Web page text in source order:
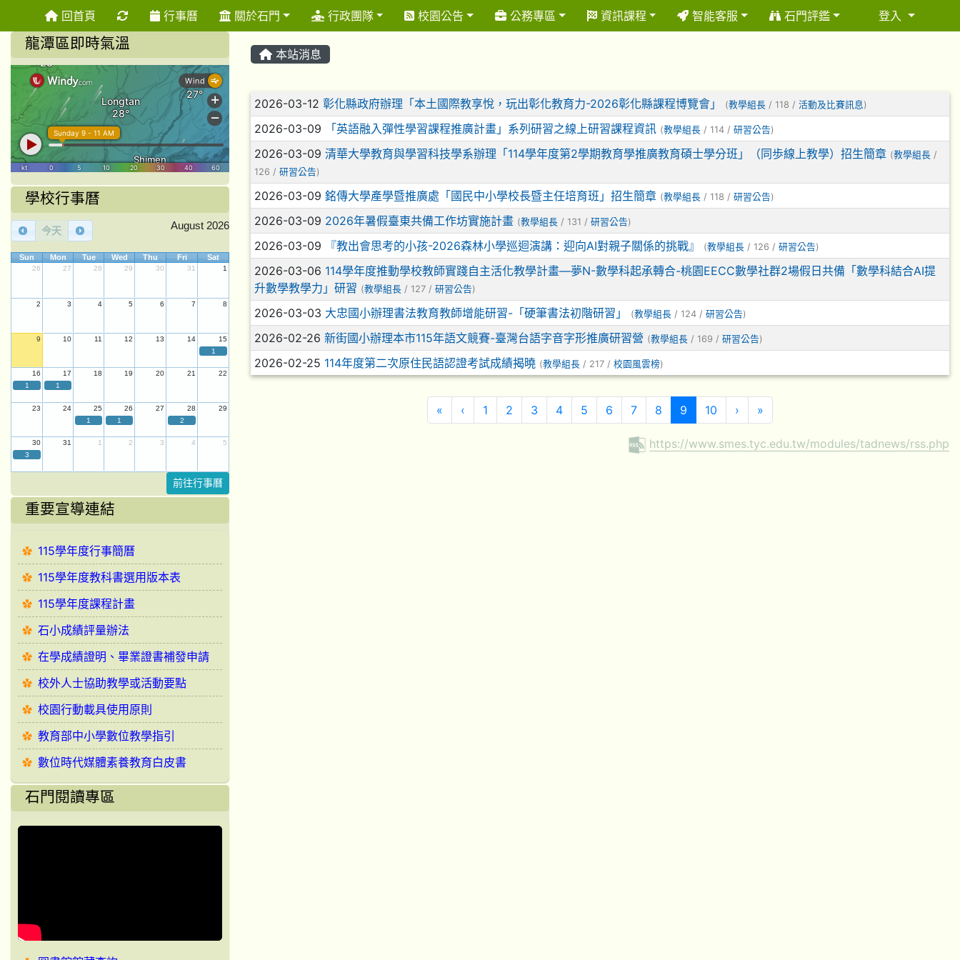
回首頁 重新取得佈景設定
行事曆 關於石門 行政團隊 校園公告 公務專區 資訊課程 智能客服 石門評鑑 登入
本站消息
文章列表
2026-03-12 彰化縣政府辦理「本土國際教享悅，玩出彰化教育力-2026彰化縣課程博覽會」 (教學組長 / 118 / 活動及比賽訊息)
2026-03-09 「英語融入彈性學習課程推廣計畫」系列研習之線上研習課程資訊 (教學組長 / 114 / 研習公告)
2026-03-09 清華大學教育與學習科技學系辦理「114學年度第2學期教育學推廣教育碩士學分班」（同歩線上教學）招生簡章 (教學組長 /
126 / 研習公告)
2026-03-09 銘傳大學產學暨推廣處「國民中小學校長暨主任培育班」招生簡章 (教學組長 / 118 / 研習公告)
2026-03-09 2026年暑假臺東共備工作坊實施計畫 (教學組長 / 131 / 研習公告)
2026-03-09 『教出會思考的小孩-2026森林小學巡迴演講：迎向AI對親子關係的挑戰』 (教學組長 / 126 / 研習公告)
2026-03-06 114學年度推動學校教師實踐自主活化教學計畫—夢N-數學科起承轉合-桃園EECC數學社群2場假日共備「數學科結合AI提
升數學教學力」研習 (教學組長 / 127 / 研習公告)
2026-03-03 大忠國小辦理書法教育教師增能研習-「硬筆書法初階研習」 (教學組長 / 124 / 研習公告)
2026-02-26 新街國小辦理本市115年語文競賽-臺灣台語字音字形推廣研習營 (教學組長 / 169 / 研習公告)
2026-02-25 114年度第二次原住民語認證考試成績揭曉 (教學組長 / 217 / 校園風雲榜)
« 第一頁
‹ 上一頁
1 2 3 4 5 6 7 8 9 (目前頁次)
10 › 下一頁
»
https://www.smes.tyc.edu.tw/modules/tadnews/rss.php
龍潭區即時氣溫
學校行事曆
今天 August 2026
Sun Mon Tue Wed Thu Fri Sat
26 27 28 29 30 31 1
2 3 4 5 6 7 8
9 10 11 12 13 14
15
1
16 17 18 19 20 21
22
1
1
23 24 25 26 27 28
29
1
1 2
30 31 1 2 3 4
5
3
前往行事曆
重要宣導連結
115學年度行事簡曆
115學年度教科書選用版本表
115學年度課程計畫
石小成績評量辦法
在學成績證明、畢業證書補發申請
校外人士協助教學或活動要點
校園行動載具使用原則
教育部中小學數位教學指引
數位時代媒體素養教育白皮書
石門閱讀專區